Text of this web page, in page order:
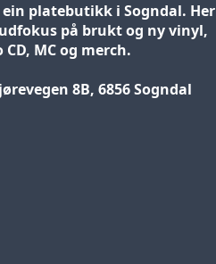
platebutikk i Sogndal. Her
på brukt og ny vinyl,
MC og merch.
8B, 6856 Sogndal